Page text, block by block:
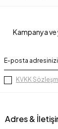
Kampanya
KVKK
Adres &